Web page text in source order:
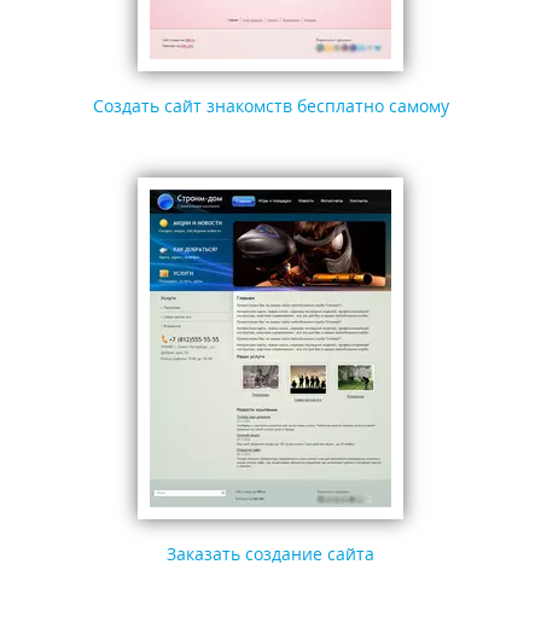
Создать сайт знакомств бесплатно самому
Заказать создание сайта